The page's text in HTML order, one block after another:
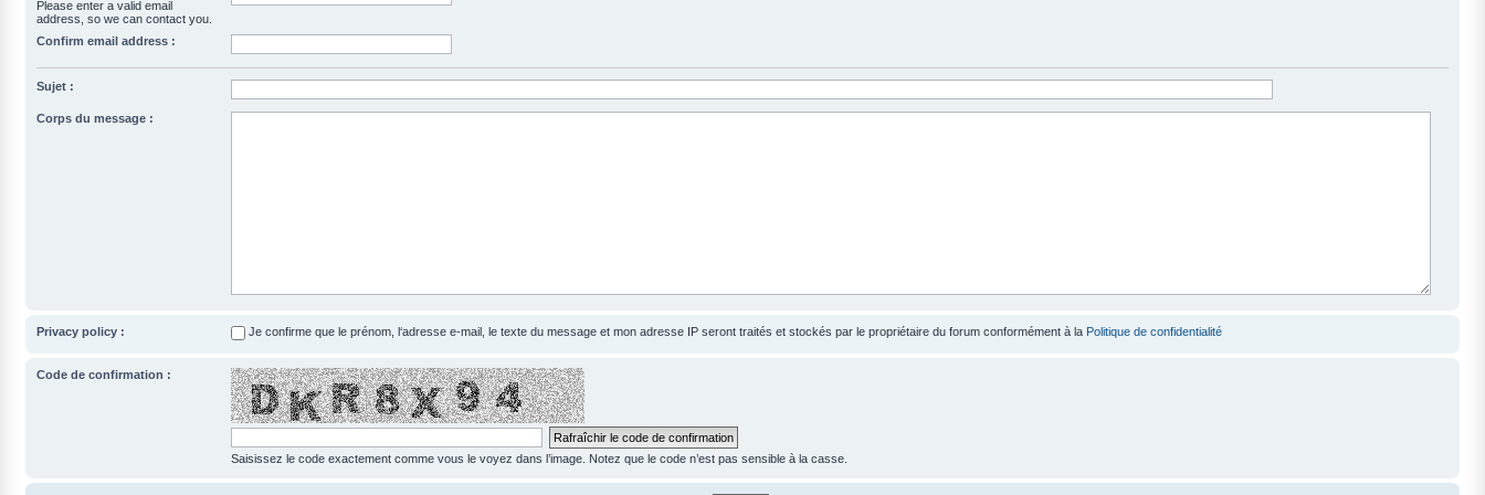
Please enter a valid email
address, so we can contact you.
Confirm email address :
Sujet :
Corps du message :
Privacy policy : Je confirme que le prénom, l‘adresse e-mail, le texte du message et mon adresse IP seront traités et stockés par le propriétaire du forum conformément à la Politique de confidentialité
Code de confirmation :
Saisissez le code exactement comme vous le voyez dans l’image. Notez que le code n’est pas sensible à la casse.